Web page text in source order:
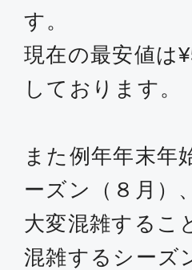
JAL220
JAL224
す。
現在の最安値は
しております。
また例年年末年
ーズン（８月）
大変混雑するこ
混雑するシーズ